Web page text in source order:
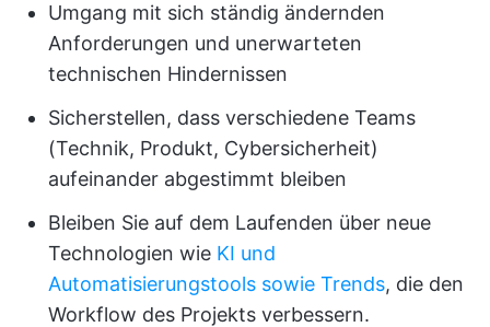
Umgang mit sich ständig ändernden
Anforderungen und unerwarteten
technischen Hindernissen
Sicherstellen, dass verschiedene Teams
(Technik, Produkt, Cybersicherheit)
aufeinander abgestimmt bleiben
Bleiben Sie auf dem Laufenden über neue
Technologien wie KI und
Automatisierungstools sowie Trends, die den
Workflow des Projekts verbessern.